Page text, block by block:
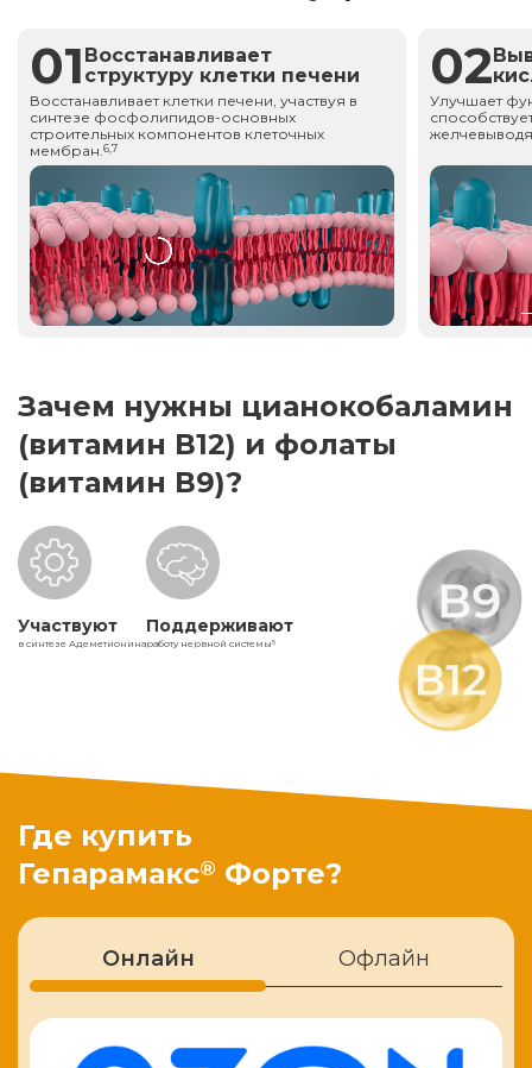
01 Восстанавливает
структуру клетки печени
Восстанавливает клетки печени, участвуя в
синтезе фосфолипидов-основных
строительных компонентов клеточных
мембран.6,7
02
Улучшает
Зачем нужны цианокобаламин
(витамин В12) и фолаты
(витамин В9)?
Участвуют
в синтезе Адеметионина
Поддерживают
работу нервной системы5
Где купить
Гепарамакс® Форте?
Онлайн Офлайн